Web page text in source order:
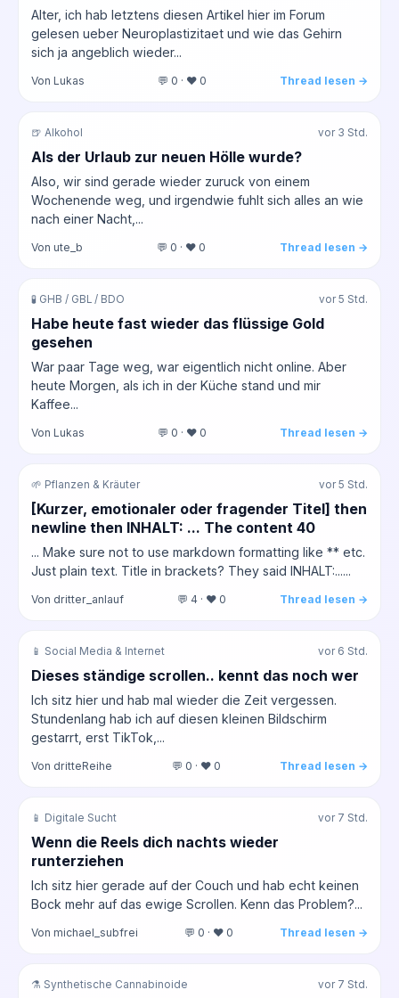
Alter, ich hab letztens diesen Artikel hier im Forum
gelesen ueber Neuroplastizitaet und wie das Gehirn
sich ja angeblich wieder...
Von Lukas 💬 0 · ❤️ 0 Thread lesen →
🍺 Alkohol vor 3 Std.
Als der Urlaub zur neuen Hölle wurde?
Also, wir sind gerade wieder zuruck von einem
Wochenende weg, und irgendwie fuhlt sich alles an wie
nach einer Nacht,...
Von ute_b 💬 0 · ❤️ 0 Thread lesen →
🧪 GHB / GBL / BDO vor 5 Std.
Habe heute fast wieder das flüssige Gold
gesehen
War paar Tage weg, war eigentlich nicht online. Aber
heute Morgen, als ich in der Küche stand und mir
Kaffee...
Von Lukas 💬 0 · ❤️ 0 Thread lesen →
🌱 Pflanzen & Kräuter vor 5 Std.
[Kurzer, emotionaler oder fragender Titel] then
newline then INHALT: ... The content 40
... Make sure not to use markdown formatting like ** etc.
Just plain text. Title in brackets? They said INHALT:......
Von dritter_anlauf 💬 4 · ❤️ 0 Thread lesen →
📱 Social Media & Internet vor 6 Std.
Dieses ständige scrollen.. kennt das noch wer
Ich sitz hier und hab mal wieder die Zeit vergessen.
Stundenlang hab ich auf diesen kleinen Bildschirm
gestarrt, erst TikTok,...
Von dritteReihe 💬 0 · ❤️ 0 Thread lesen →
📱 Digitale Sucht vor 7 Std.
Wenn die Reels dich nachts wieder
runterziehen
Ich sitz hier gerade auf der Couch und hab echt keinen
Bock mehr auf das ewige Scrollen. Kenn das Problem?...
Von michael_subfrei 💬 0 · ❤️ 0 Thread lesen →
⚗️ Synthetische Cannabinoide vor 7 Std.